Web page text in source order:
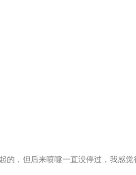
的，但后来喷嚏一直没停过，我感